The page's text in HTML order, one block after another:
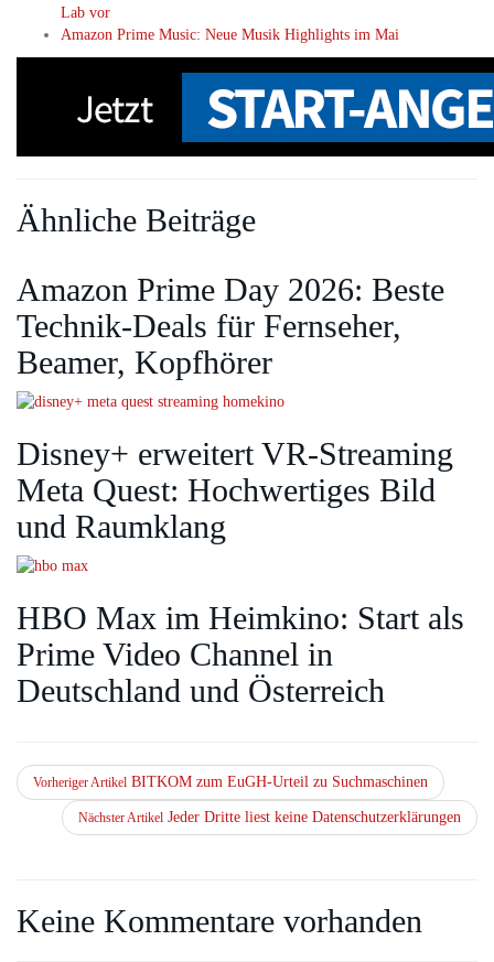
Lab vor
Amazon Prime Music: Neue Musik Highlights im Mai
Ähnliche Beiträge
Amazon Prime Day 2026: Beste
Technik-Deals für Fernseher,
Beamer, Kopfhörer
Disney+ erweitert VR‑Streaming
Meta Quest: Hochwertiges Bild
und Raumklang
HBO Max im Heimkino: Start als
Prime Video Channel in
Deutschland und Österreich
Vorheriger Artikel BITKOM zum EuGH-Urteil zu Suchmaschinen
Nächster Artikel Jeder Dritte liest keine Datenschutzerklärungen
Keine Kommentare vorhanden